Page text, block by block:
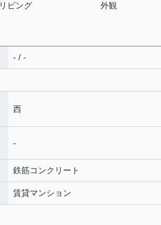
リビング 外観
- / -
西
-
鉄筋コンクリート
賃貸マンション